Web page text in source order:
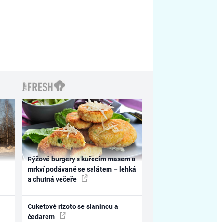
Rýžové burgery s kuřecím masem a
mrkví podávané se salátem – lehká
a chutná večeře
Cuketové rizoto se slaninou a
čedarem